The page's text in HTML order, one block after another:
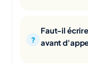
Faut-il
avant